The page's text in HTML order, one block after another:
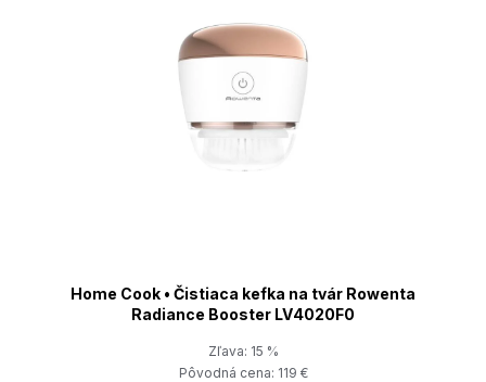
Home Cook • Čistiaca kefka na tvár Rowenta
Radiance Booster LV4020F0
Zľava: 15 %
Pôvodná cena: 119 €